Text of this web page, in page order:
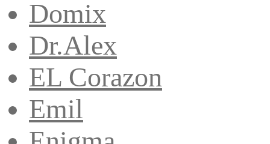
Domix
Dr.Alex
EL Corazon
Emil